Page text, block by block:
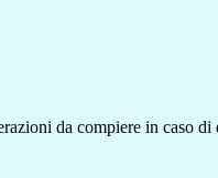
da compiere in caso di